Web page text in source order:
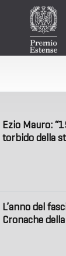
Ezio Mauro:
torbido della
L’anno del
Cronache